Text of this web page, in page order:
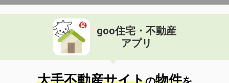
goo住宅・不動産
アプリ